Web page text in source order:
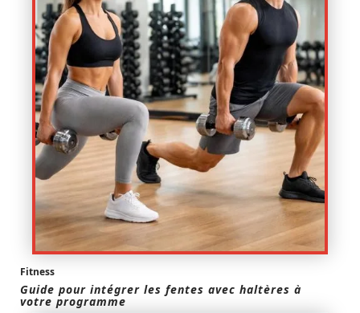
Fitness
Guide pour intégrer les fentes avec haltères à
votre programme